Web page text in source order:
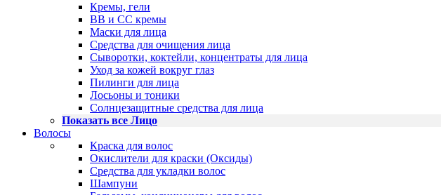
Кремы, гели
BB и CC кремы
Маски для лица
Средства для очищения лица
Сыворотки, коктейли, концентраты для лица
Уход за кожей вокруг глаз
Пилинги для лица
Лосьоны и тоники
Солнцезащитные средства для лица
Показать все Лицо
Волосы
Краска для волос
Окислители для краски (Оксиды)
Средства для укладки волос
Шампуни